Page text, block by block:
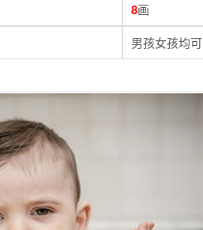
8画
男孩女孩均可